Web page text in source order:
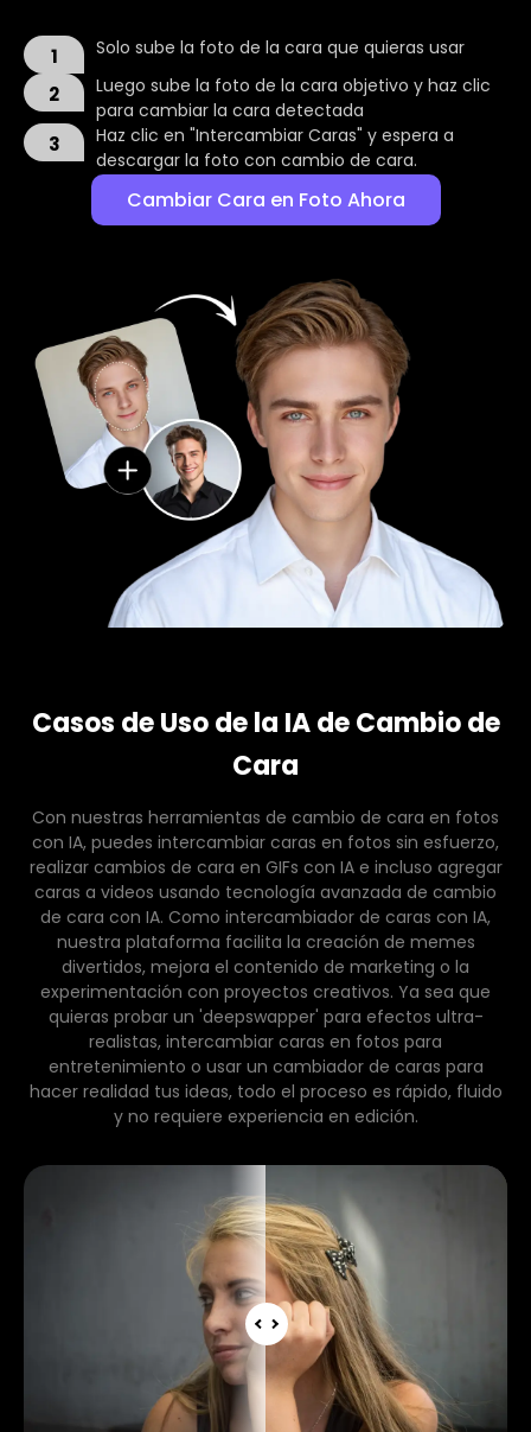
1 Solo sube la foto de la cara que quieras usar
2
Luego sube la foto de la cara objetivo y haz clic
para cambiar la cara detectada
3
Haz clic en "Intercambiar Caras" y espera a
descargar la foto con cambio de cara.
Cambiar Cara en Foto Ahora
Casos de Uso de la IA de Cambio de
Cara
Con nuestras herramientas de cambio de cara en fotos
con IA, puedes intercambiar caras en fotos sin esfuerzo,
realizar cambios de cara en GIFs con IA e incluso agregar
caras a videos usando tecnología avanzada de cambio
de cara con IA. Como intercambiador de caras con IA,
nuestra plataforma facilita la creación de memes
divertidos, mejora el contenido de marketing o la
experimentación con proyectos creativos. Ya sea que
quieras probar un 'deepswapper' para efectos ultra-
realistas, intercambiar caras en fotos para
entretenimiento o usar un cambiador de caras para
hacer realidad tus ideas, todo el proceso es rápido, fluido
y no requiere experiencia en edición.